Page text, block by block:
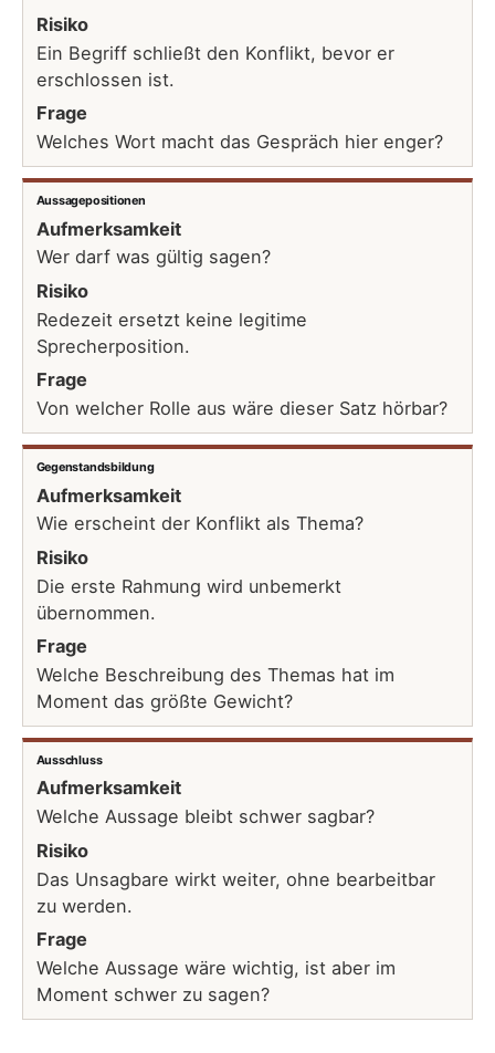
Risiko
Ein Begriff schließt den Konflikt, bevor er
erschlossen ist.
Frage
Welches Wort macht das Gespräch hier enger?
Aussagepositionen
Aufmerksamkeit
Wer darf was gültig sagen?
Risiko
Redezeit ersetzt keine legitime
Sprecherposition.
Frage
Von welcher Rolle aus wäre dieser Satz hörbar?
Gegenstandsbildung
Aufmerksamkeit
Wie erscheint der Konflikt als Thema?
Risiko
Die erste Rahmung wird unbemerkt
übernommen.
Frage
Welche Beschreibung des Themas hat im
Moment das größte Gewicht?
Ausschluss
Aufmerksamkeit
Welche Aussage bleibt schwer sagbar?
Risiko
Das Unsagbare wirkt weiter, ohne bearbeitbar
zu werden.
Frage
Welche Aussage wäre wichtig, ist aber im
Moment schwer zu sagen?